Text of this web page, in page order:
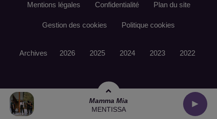
Mamma Mia
MENTISSA
Mentions légales Confidentialité Plan du site
Gestion des cookies Politique cookies
Archives 2026 2025 2024 2023 2022